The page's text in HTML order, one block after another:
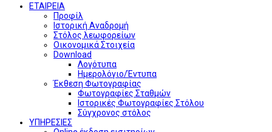
ΕΤΑΙΡΕΙΑ
Προφίλ
Ιστορική Αναδρομή
Στόλος λεωφορείων
Οικονομικά Στοιχεία
Download
Λογότυπα
Ημερολόγιο/Έντυπα
Έκθεση Φωτογραφίας
Φωτογραφίες Σταθμών
Ιστορικές Φωτογραφίες Στόλου
Σύγχρονος στόλος
ΥΠΗΡΕΣΙΕΣ